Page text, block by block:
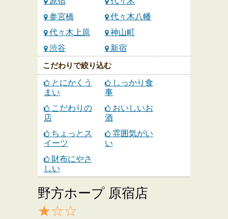
参宮橋
代々木八幡
代々木上原
神山町
渋谷
新宿
こだわりで絞り込む
とにかくう
まい
しっかり食
事
こだわりの
店
おいしいお
酒
ちょっとス
イーツ
雰囲気がい
い
財布にやさ
しい
野方ホープ 原宿店
★☆☆